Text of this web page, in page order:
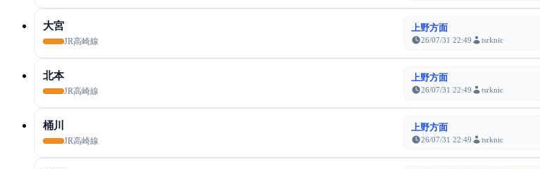
大宮
JR高崎線
上野方面
26/07/31 22:49 tsrknic
北本
JR高崎線
上野方面
26/07/31 22:49 tsrknic
桶川
JR高崎線
上野方面
26/07/31 22:49 tsrknic